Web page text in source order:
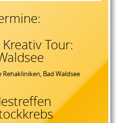
Kreativ Tour:
Rehakliniken, Bad Waldsee